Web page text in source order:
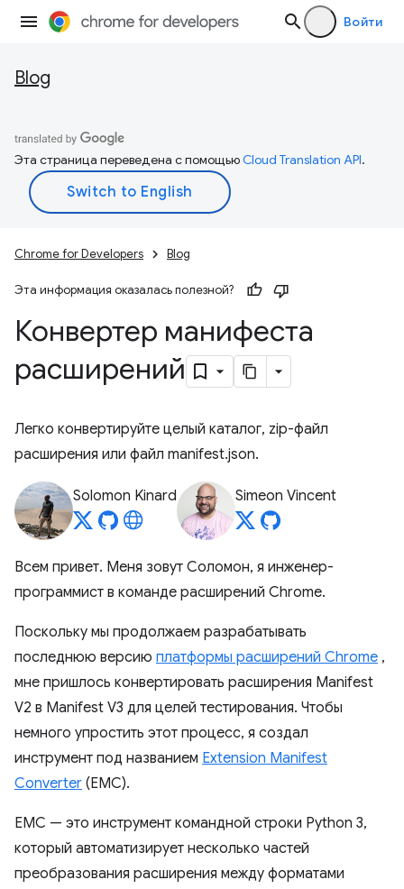
Войти
Blog
Эта страница переведена с помощьюCloud Translation API.
Chrome for Developers Blog
Эта информация оказалась полезной?
Конвертер манифеста
расширений
Легко конвертируйте целый каталог, zip-файл
расширения или файл manifest.json.
Solomon Kinard Simeon Vincent
Всем привет. Меня зовут Соломон, я инженер-
программист в команде расширений Chrome.
Поскольку мы продолжаем разрабатывать
последнюю версию платформы расширений Chrome ,
мне пришлось конвертировать расширения Manifest
V2 в Manifest V3 для целей тестирования. Чтобы
немного упростить этот процесс, я создал
инструмент под названием Extension Manifest
Converter (EMC).
EMC — это инструмент командной строки Python 3,
который автоматизирует несколько частей
преобразования расширения между форматами